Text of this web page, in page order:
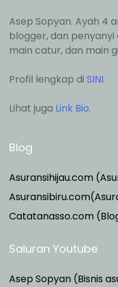
Asep Sopyan. Ayah 4
blogger, dan
main catur, dan main
Profil lengkap di SINI
Lihat juga Link Bio.
Blog
Asuransihijau.com
Catatanasso.com
Saluran Youtube
Asep Sopyan (Bisnis